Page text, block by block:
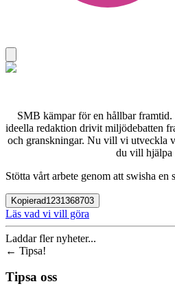
SMB kämpar för en hållbar framtid.
ideella redaktion drivit miljödebatten
och granskningar. Nu vill vi utveckla
du vill hjälpa
Stötta vårt arbete genom att swisha en
Kopierad1231368703
Läs vad vi vill göra
Laddar fler nyheter...
← Tipsa!
Tipsa oss